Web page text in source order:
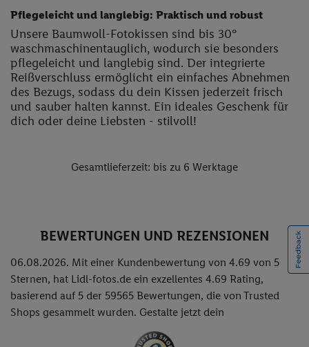
Pflegeleicht und langlebig: Praktisch und robust
Unsere Baumwoll-Fotokissen sind bis 30°
waschmaschinentauglich, wodurch sie besonders
pflegeleicht und langlebig sind. Der integrierte
Reißverschluss ermöglicht ein einfaches Abnehmen
des Bezugs, sodass du dein Kissen jederzeit frisch
und sauber halten kannst. Ein ideales Geschenk für
dich oder deine Liebsten - stilvoll!
BEWERTUNGEN UND REZENSIONEN
06.08.2026. Mit einer Kundenbewertung von 4.69 von 5
Sternen, hat Lidl-fotos.de ein exzellentes 4.69 Rating,
basierend auf 5 der 59565 Bewertungen, die von Trusted
Shops gesammelt wurden. Gestalte jetzt dein
Gesamtlieferzeit: bis zu 6 Werktage